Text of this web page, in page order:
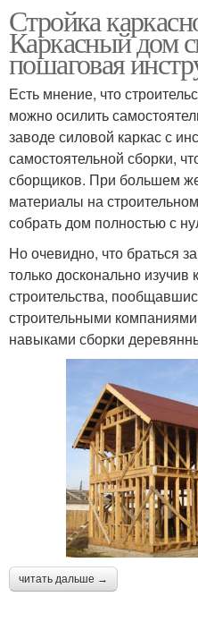
Стройка
Каркасный дом
пошаговая
Есть мнение, что
можно осилить
заводе силовой каркас с
самостоятельной сборки,
сборщиков. При большем
материалы на
собрать дом полностью с
Но очевидно, что браться
только досконально
строительства,
строительными
навыками сборки
читать дальше →